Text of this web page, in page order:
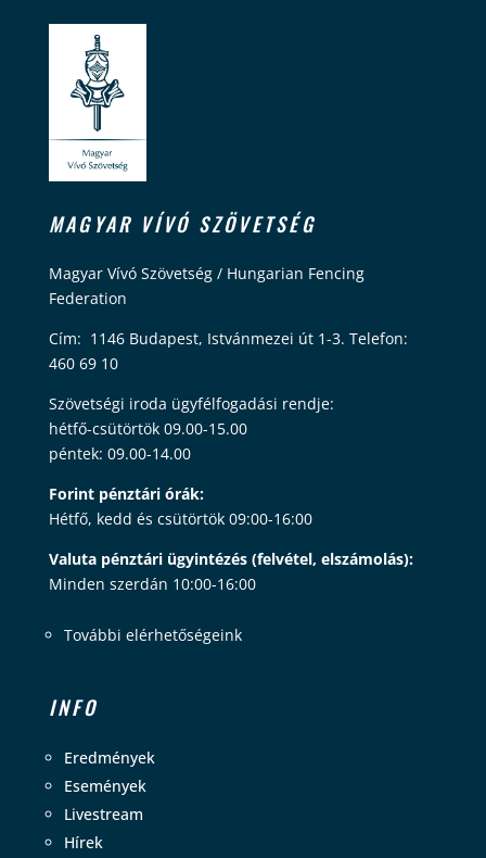
MAGYAR VÍVÓ SZÖVETSÉG
Magyar Vívó Szövetség / Hungarian Fencing
Federation
Cím: 1146 Budapest, Istvánmezei út 1-3. Telefon:
460 69 10
Szövetségi iroda ügyfélfogadási rendje:
hétfő-csütörtök 09.00-15.00
péntek: 09.00-14.00
Forint pénztári órák:
Hétfő, kedd és csütörtök 09:00-16:00
Valuta pénztári ügyintézés (felvétel, elszámolás):
Minden szerdán 10:00-16:00
További elérhetőségeink
INFO
Eredmények
Események
Livestream
Hírek